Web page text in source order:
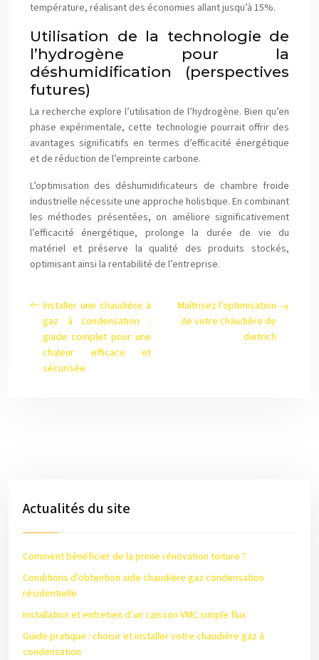
température, réalisant des économies allant jusqu’à 15%.
Utilisation de la technologie de
l’hydrogène pour la
déshumidification (perspectives
futures)
La recherche explore l’utilisation de l’hydrogène. Bien qu’en
phase expérimentale, cette technologie pourrait offrir des
avantages significatifs en termes d’efficacité énergétique
et de réduction de l’empreinte carbone.
L’optimisation des déshumidificateurs de chambre froide
industrielle nécessite une approche holistique. En combinant
les méthodes présentées, on améliore significativement
l’efficacité énergétique, prolonge la durée de vie du
matériel et préserve la qualité des produits stockés,
optimisant ainsi la rentabilité de l’entreprise.
Installer une chaudière à
gaz à condensation :
guide complet pour une
chaleur efficace et
sécurisée
Maîtrisez l’optimisation
de votre chaudière de
dietrich
Actualités du site
Comment bénéficier de la prime rénovation toiture ?
Conditions d’obtention aide chaudière gaz condensation
résidentielle
Installation et entretien d’un caisson VMC simple flux
Guide pratique : choisir et installer votre chaudière gaz à
condensation